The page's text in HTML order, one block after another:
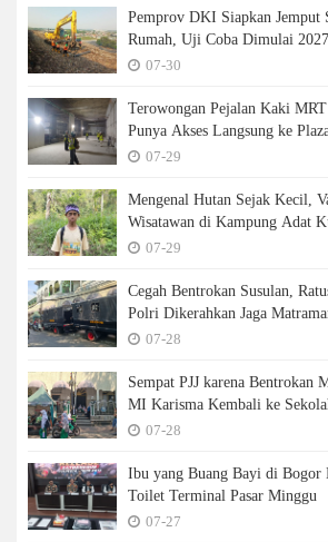
Pemprov DKI Siapkan Jemput
Rumah, Uji Coba Dimulai 2027
07-30
Terowongan Pejalan Kaki
Punya Akses Langsung ke
Pullman
07-29
Mengenal Hutan Sejak Kecil,
Wisatawan di Kampung Adat
07-29
Cegah Bentrokan Susulan,
Polri Dikerahkan Jaga
07-28
Sempat PJJ karena Bentrokan
MI Karisma Kembali ke
07-28
Ibu yang Buang Bayi di
Toilet Terminal Pasar Minggu
07-27